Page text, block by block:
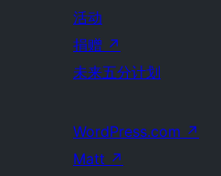
活动
捐赠 ↗
未来五分计划
WordPress.com ↗
Matt ↗